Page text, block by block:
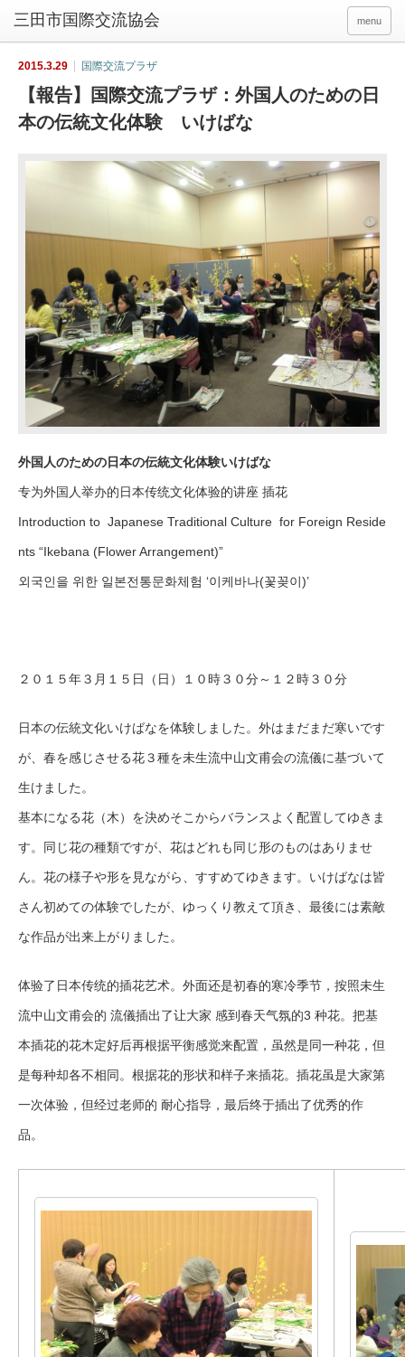
menu
2015.3.29 国際交流プラザ
【報告】国際交流プラザ：外国人のための日
本の伝統文化体験 いけばな
外国人のための日本の伝統文化体験いけばな
专为外国人举办的日本传统文化体验的讲座 插花
Introduction to Japanese Traditional Culture for Foreign Reside
nts “Ikebana (Flower Arrangement)”
외국인을 위한 일본전통문화체험 ‘이케바나(꽃꽂이)’
２０１５年３月１５日（日）１０時３０分～１２時３０分
日本の伝統文化いけばなを体験しました。外はまだまだ寒いです
が、春を感じさせる花３種を未生流中山文甫会の流儀に基づいて
生けました。
基本になる花（木）を決めそこからバランスよく配置してゆきま
す。同じ花の種類ですが、花はどれも同じ形のものはありませ
ん。花の様子や形を見ながら、すすめてゆきます。いけばなは皆
さん初めての体験でしたが、ゆっくり教えて頂き、最後には素敵
な作品が出来上がりました。
体验了日本传统的插花艺术。外面还是初春的寒冷季节，按照未生
流中山文甫会的 流儀插出了让大家 感到春天气氛的3 种花。把基
本插花的花木定好后再根据平衡感觉来配置，虽然是同一种花，但
是每种却各不相同。根据花的形状和样子来插花。插花虽是大家第
一次体验，但经过老师的 耐心指导，最后终于插出了优秀的作
品。